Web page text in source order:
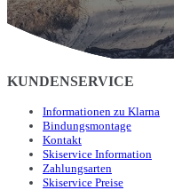
KUNDENSERVICE
Informationen zu Klarna
Bindungsmontage
Kontakt
Skiservice Information
Zahlungsarten
Skiservice Preise